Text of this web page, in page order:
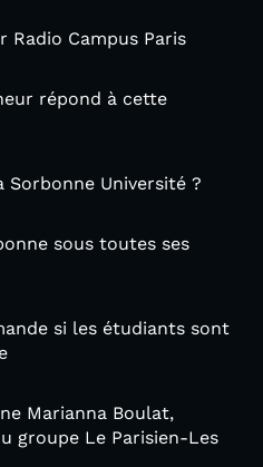
Radio Campus Paris
répond à cette
Université ?
sous toutes ses
si les étudiants sont
Marianna Boulat,
groupe Le Parisien-Les